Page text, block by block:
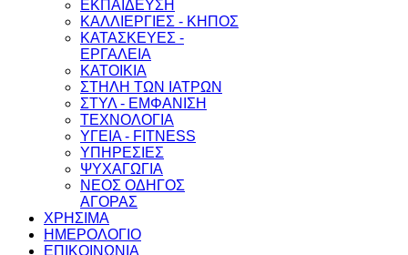
ΕΚΠΑΙΔΕΥΣΗ
ΚΑΛΛΙΕΡΓΙΕΣ - ΚΗΠΟΣ
ΚΑΤΑΣΚΕΥΕΣ -
ΕΡΓΑΛΕΙΑ
ΚΑΤΟΙΚΙΑ
ΣΤΗΛΗ ΤΩΝ ΙΑΤΡΩΝ
ΣΤΥΛ - ΕΜΦΑΝΙΣΗ
ΤΕΧΝΟΛΟΓΙΑ
ΥΓΕΙΑ - FITNESS
ΥΠΗΡΕΣΙΕΣ
ΨΥΧΑΓΩΓΙΑ
ΝΕΟΣ ΟΔΗΓΟΣ
ΑΓΟΡΑΣ
ΧΡΗΣΙΜΑ
ΗΜΕΡΟΛΟΓΙΟ
ΕΠΙΚΟΙΝΩΝΙΑ